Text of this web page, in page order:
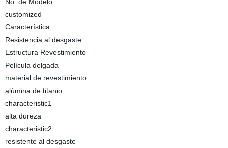
customized
Característica
Resistencia al desgaste
Estructura Revestimiento
Película delgada
material de revestimiento
alúmina de titanio
characteristic1
alta dureza
characteristic2
resistente al desgaste